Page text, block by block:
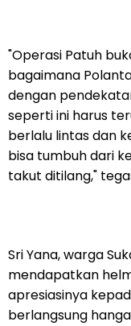
"Operasi Patuh
bagaimana
dengan
seperti ini harus
berlalu lintas dan
bisa tumbuh dari
takut ditilang,"
Sri Yana, warga
mendapatkan
apresiasinya
berlangsung